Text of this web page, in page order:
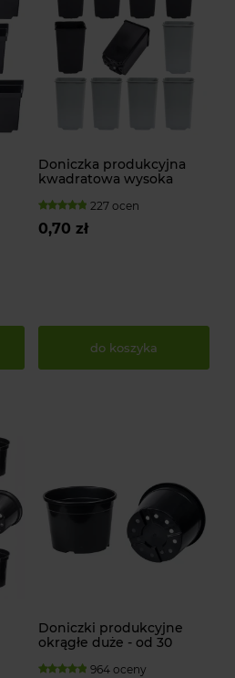
Doniczka produkcyjna
kwadratowa wysoka
227 ocen
0,70 zł
do koszyka
Doniczki produkcyjne
okrągłe duże - od 30
964 oceny